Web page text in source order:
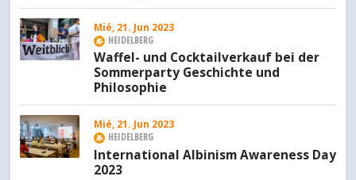
Mié, 21. Jun 2023
HEIDELBERG
Waffel- und Cocktailverkauf bei der
Sommerparty Geschichte und
Philosophie
Mié, 21. Jun 2023
HEIDELBERG
International Albinism Awareness Day
2023